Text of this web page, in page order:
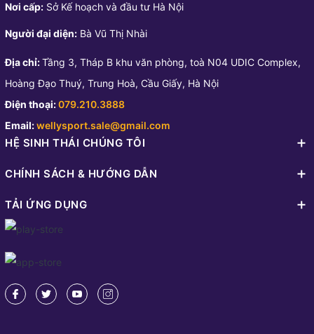
Nơi cấp: Sở Kế hoạch và đầu tư Hà Nội
Người đại diện: Bà Vũ Thị Nhài
Địa chỉ:Tầng 3, Tháp B khu văn phòng, toà N04 UDIC Complex,
Hoàng Đạo Thuý, Trung Hoà, Cầu Giấy, Hà Nội
Điện thoại:079.210.3888
Email:wellysport.sale@gmail.com
HỆ SINH THÁI CHÚNG TÔI
CHÍNH SÁCH & HƯỚNG DẪN
TẢI ỨNG DỤNG